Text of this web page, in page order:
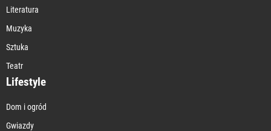
Literatura
Muzyka
Sztuka
Teatr
Lifestyle
Dom i ogród
Gwiazdy